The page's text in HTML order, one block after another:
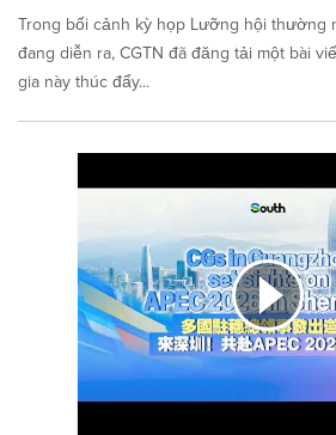
Trong bối cảnh kỳ họp Lưỡng hội thường
đang diễn ra, CGTN đã đăng tải một bài
gia này thúc đẩy...